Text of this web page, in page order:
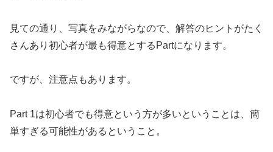
見ての通り、写真をみながらなので、解答のヒントがたく
さんあり初心者が最も得意とするPartになります。
ですが、注意点もあります。
Part 1は初心者でも得意という方が多いということは、簡
単すぎる可能性があるということ。